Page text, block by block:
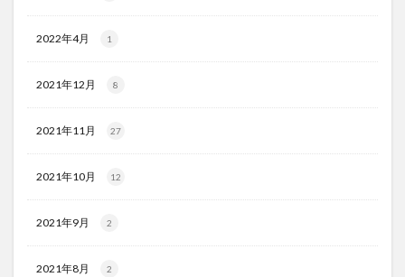
2022年4月 1
2021年12月 8
2021年11月 27
2021年10月 12
2021年9月 2
2021年8月 2